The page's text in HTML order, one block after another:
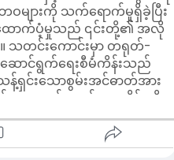
စ်တယ်။ ကျွန်တော်တို့မြန်မာပြည်
ာ၊ စိုက်ပျိုးရေးနည်းပညာ
ာရေးအရင်းအမြစ်လျော့နည်း
ောင်ဖြေရှင်းလို့မရတဲ့ပြဿနာ
းစိုက်ပျိုးနည်းသာအသုံးပြုရ
ရာသီဒဏ်ကြောင့်အထွက်ပျက်
င်းတွေမှာ စာအုပ်နည်းပါး၊
ညဘက်မီးမရှိတဲ့အတွက် ကလေး
ယ်။
န်အဆင်ပြေတဲ့ ဒစ်ဂျစ်တယ်
သွားခြင်း၊ ဈေးဝယ်ခြင်း၊
င်းတွေကို မိုဘိုင်းဖုန်းတစ်လုံး
ြောင်းမှုတွေ မလိုအပ်တော့ပါ
ရဝန်ဆောင်မှုများနှင့် QR
အားလုံးကို လွှမ်းခြုံ
တယ်ဝန်ဆောင်မှုစနစ်သည်
ဘဝများကို သက်ရောက်မှုရှိခဲ့ပြီး
ထောက်ပံ့မှုသည် ၎င်းတို့၏ အလို
တင်းကောင်းမှာ တရုတ်-
းဆောင်ရွက်ရေးစီမံကိန်းသည်
ရှင်းသောစွမ်းအင်ဓာတ်အား
င့် ဒေသတွင်းဓာတ်အားလိုင်းကို
းနှင့် မြို့များသို့ တည်ငြိမ်ပြီး
ားကို ပေးစွမ်းနိုင်ရုံသာမက
ထုတ်လုပ်မှုများသို့လည်း စဉ်